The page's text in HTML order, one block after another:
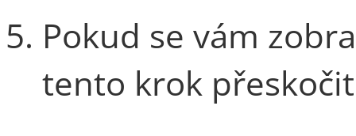
Pokud se vám
tento krok